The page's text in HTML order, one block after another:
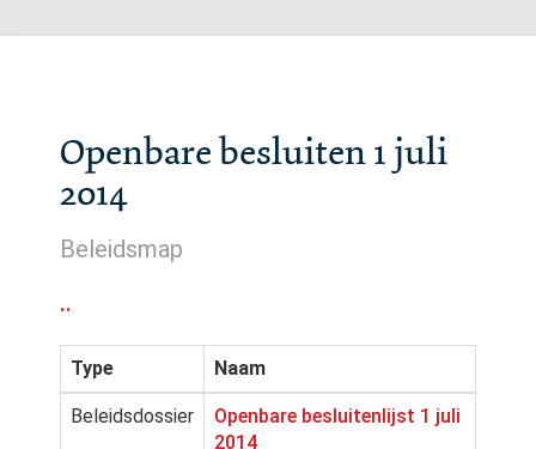
Openbare besluiten 1 juli
2014
Beleidsmap
..
Type Naam
Beleidsdossier
Openbare besluitenlijst 1 juli
2014